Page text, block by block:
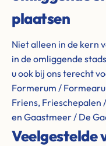
plaatsen
Niet alleen in de kern
in de omliggende
u ook bij ons terecht
Formerum /
Friens, Frieschepalen
en Gaastmeer / De
Veelgestelde